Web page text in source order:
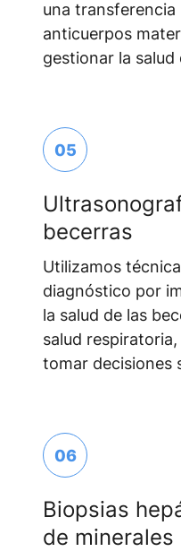
una
anticuerpos
gestionar la salud
05
becerras
Utilizamos
diagnóstico por
la salud de las
salud
tomar decisiones
06
Biopsias
de minerales